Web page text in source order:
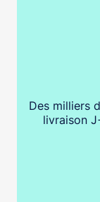
Des milliers
livraison